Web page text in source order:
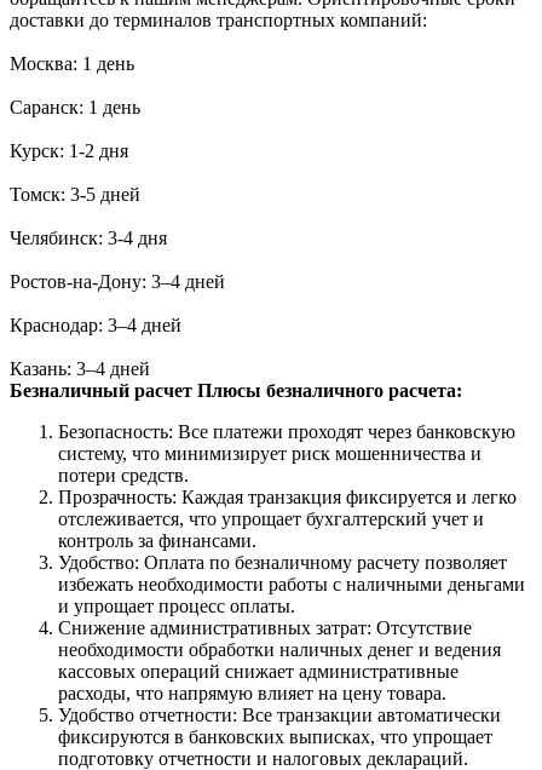
доставки до терминалов транспортных компаний:
Москва: 1 день
Саранск: 1 день
Курск: 1-2 дня
Томск: 3-5 дней
Челябинск: 3-4 дня
Ростов-на-Дону: 3–4 дней
Краснодар: 3–4 дней
Казань: 3–4 дней
Безналичный расчет Плюсы безналичного расчета:
Безопасность: Все платежи проходят через банковскую
систему, что минимизирует риск мошенничества и
потери средств.
Прозрачность: Каждая транзакция фиксируется и легко
отслеживается, что упрощает бухгалтерский учет и
контроль за финансами.
Удобство: Оплата по безналичному расчету позволяет
избежать необходимости работы с наличными деньгами
и упрощает процесс оплаты.
Снижение административных затрат: Отсутствие
необходимости обработки наличных денег и ведения
кассовых операций снижает административные
расходы, что напрямую влияет на цену товара.
Удобство отчетности: Все транзакции автоматически
фиксируются в банковских выписках, что упрощает
подготовку отчетности и налоговых деклараций.